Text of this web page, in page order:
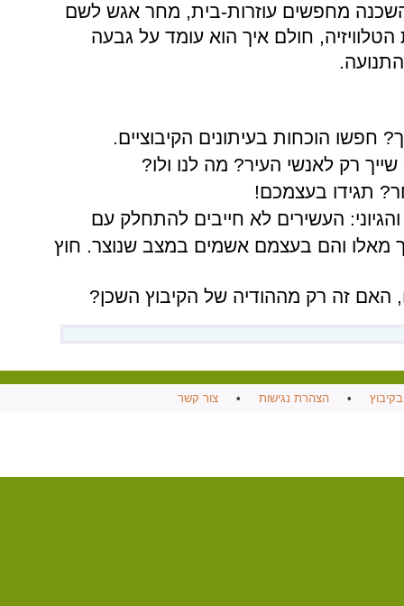
מחפשים עוזרות-בית, מחר אגש לשם
הטלוויזיה, חולם איך הוא עומד על גבעה
התנועה.
חפשו הוכחות בעיתונים הקיבוציים.
שייך רק לאנשי העיר? מה לנו ולו?
תגידו בעצמכם!
והגיוני: העשירים לא חייבים להתחלק עם
מאלו והם בעצמם אשמים במצב שנוצר. חוץ
האם זה רק מההודיה של הקיבוץ השכן?
•הצהרת נגישות •צור קשר